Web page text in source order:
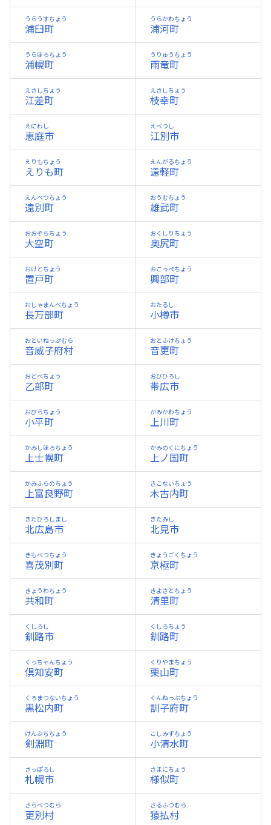
浦臼町
うらうすちょう
浦河町
うらかわちょう
浦幌町
うらほろちょう
雨竜町
うりゅうちょう
江差町
えさしちょう
枝幸町
えさしちょう
恵庭市
えにわし
江別市
えべつし
えりも町
えりもちょう
遠軽町
えんがるちょう
遠別町
えんべつちょう
雄武町
おうむちょう
大空町
おおぞらちょう
奥尻町
おくしりちょう
置戸町
おけとちょう
興部町
おこっぺちょう
長万部町
おしゃまんべちょう
小樽市
おたるし
音威子府村
おといねっぷむら
音更町
おとふけちょう
乙部町
おとべちょう
帯広市
おびひろし
小平町
おびらちょう
上川町
かみかわちょう
上士幌町
かみしほろちょう
上ノ国町
かみのくにちょう
上富良野町
かみふらのちょう
木古内町
きこないちょう
北広島市
きたひろしまし
北見市
きたみし
喜茂別町
きもべつちょう
京極町
きょうごくちょう
共和町
きょうわちょう
清里町
きよさとちょう
釧路市
くしろし
釧路町
くしろちょう
倶知安町
くっちゃんちょう
栗山町
くりやまちょう
黒松内町
くろまつないちょう
訓子府町
くんねっぷちょう
剣淵町
けんぶちちょう
小清水町
こしみずちょう
札幌市
さっぽろし
様似町
さまにちょう
更別村
さらべつむら
猿払村
さるふつむら